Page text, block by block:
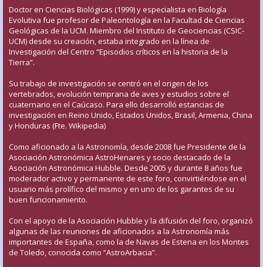
Doctor en Ciencias Biológicas (1999) y especialista en Biología
Evolutiva fue profesor de Paleontología en la Facultad de Ciencias
Geológicas de la UCM. Miembro del Instituto de Geociencias (CSIC-
UCM) desde su creación, estaba integrado en la línea de
Investigación del Centro “Episodios críticos en la historia de la
Tierra”.
Su trabajo de investigación se centró en el origen de los
vertebrados, evolución temprana de aves y estudios sobre el
cuaternario en el Caúcaso. Para ello desarrolló estancias de
investigación en Reino Unido, Estados Unidos, Brasil, Armenia, China
y Honduras (Fte. Wikipedia)
Como aficionado a la Astronomía, desde 2008 fue Presidente de la
Asociación Astronómica AstroHenares y socio destacado de la
Asociación Astronómica Hubble. Desde 2005 y durante 8 años fue
moderador activo y permanente de este foro, convirtiéndose en el
usuario más prolífico del mismo y en uno de los garantes de su
buen funcionamiento.
Con el apoyo de la Asociación Hubble y la difusión del foro, organizó
algunas de las reuniones de aficionados a la Astronomía más
importantes de España, como la de Navas de Estena en los Montes
de Toledo, conocida como “AstroArbacia”.